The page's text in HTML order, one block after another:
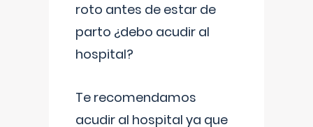
roto antes de estar de
parto ¿debo acudir al
hospital?
Te recomendamos
acudir al hospital ya que